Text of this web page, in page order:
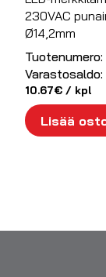
230VAC
Ø14,2mm
Tuotenumero:
Varastosaldo:
10.67€/ kpl
Lisää